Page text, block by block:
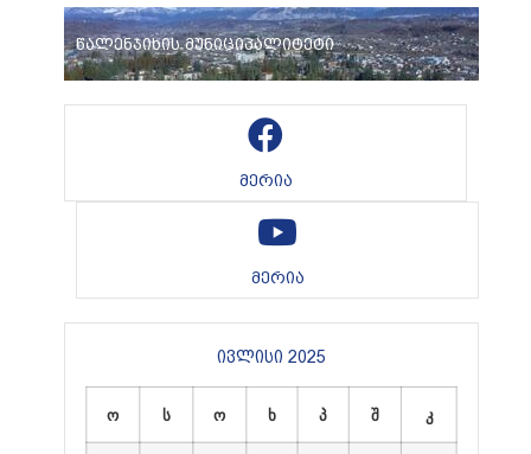
წალენჯიხის მუნიციპალიტეტი
მერია
მერია
ივლისი 2025
ო ს ო ხ პ შ კ